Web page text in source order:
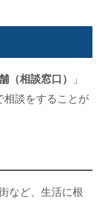
（相談窓口）
」
相談をすることが
など、生活に根